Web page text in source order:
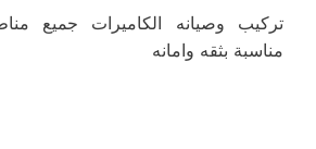
تركيب وصيانه الكاميرات جميع
مناسبة بثقه وامانه